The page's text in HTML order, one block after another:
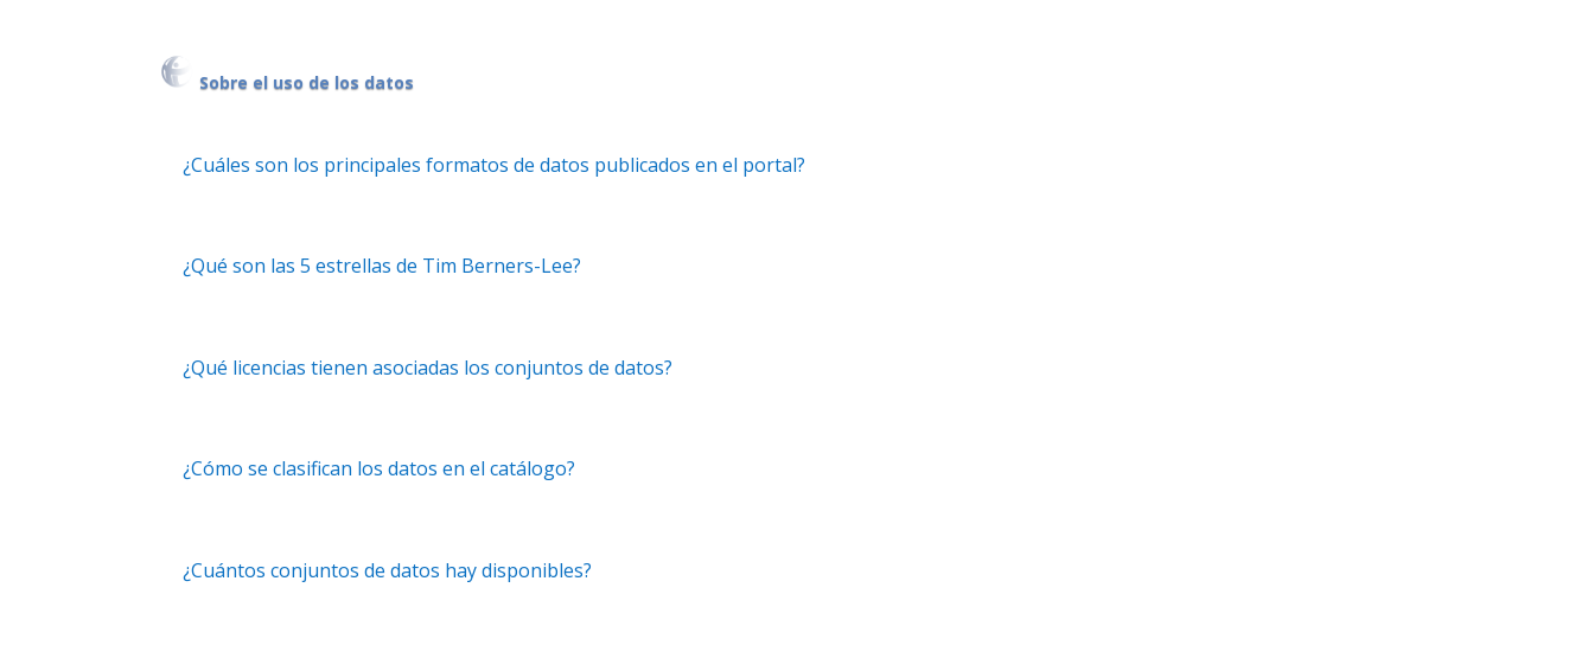
Sobre el uso de los datos
¿Cuáles son los principales formatos de datos publicados en el portal?
¿Qué son las 5 estrellas de Tim Berners-Lee?
¿Qué licencias tienen asociadas los conjuntos de datos?
¿Cómo se clasifican los datos en el catálogo?
¿Cuántos conjuntos de datos hay disponibles?